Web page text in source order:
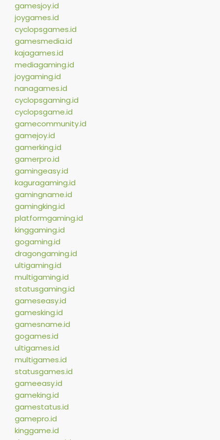
gamesjoy.id
joygames.id
cyclopsgames.id
gamesmedia.id
kajagames.id
mediagaming.id
joygaming.id
nanagames.id
cyclopsgaming.id
cyclopsgame.id
gamecommunity.id
gamejoy.id
gamerking.id
gamerpro.id
gamingeasy.id
kaguragaming.id
gamingname.id
gamingking.id
platformgaming.id
kinggaming.id
gogaming.id
dragongaming.id
ultigaming.id
multigaming.id
statusgaming.id
gameseasy.id
gamesking.id
gamesname.id
gogames.id
ultigames.id
multigames.id
statusgames.id
gameeasy.id
gameking.id
gamestatus.id
gamepro.id
kinggame.id